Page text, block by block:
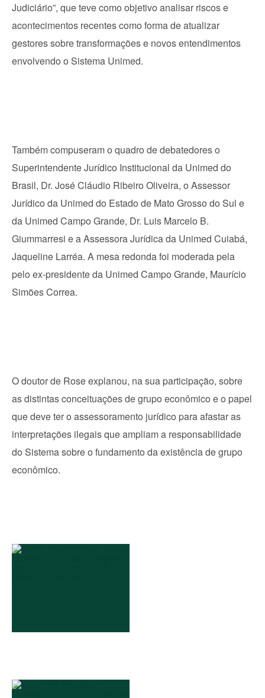
Judiciário”, que teve como objetivo analisar riscos e
acontecimentos recentes como forma de atualizar
gestores sobre transformações e novos entendimentos
envolvendo o Sistema Unimed.
Também compuseram o quadro de debatedores o
Superintendente Jurídico Institucional da Unimed do
Brasil, Dr. José Cláudio Ribeiro Oliveira, o Assessor
Jurídico da Unimed do Estado de Mato Grosso do Sul e
da Unimed Campo Grande, Dr. Luis Marcelo B.
Giummarresi e a Assessora Jurídica da Unimed Cuiabá,
Jaqueline Larréa. A mesa redonda foi moderada pela
pelo ex-presidente da Unimed Campo Grande, Maurício
Simões Correa.
O doutor de Rose explanou, na sua participação, sobre
as distintas conceituações de grupo econômico e o papel
que deve ter o assessoramento jurídico para afastar as
interpretações ilegais que ampliam a responsabilidade
do Sistema sobre o fundamento da existência de grupo
econômico.